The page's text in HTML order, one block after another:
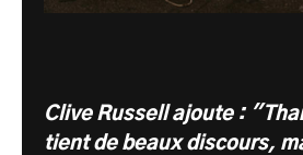
Clive Russell ajoute :
tient de beaux discours,